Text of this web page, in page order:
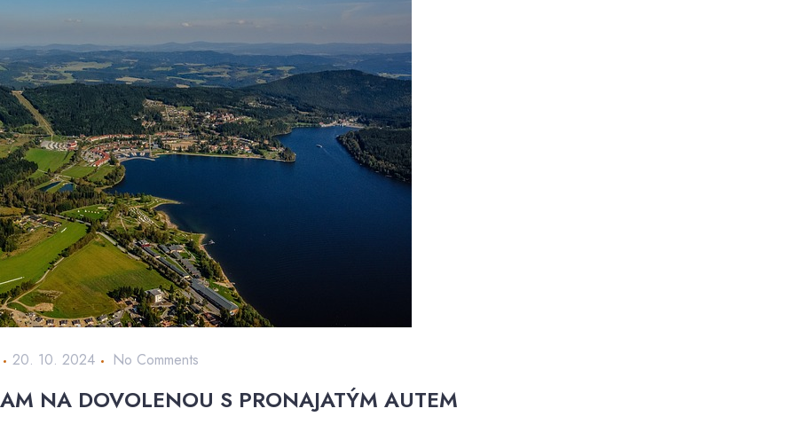
20. 10. 2024 No Comments
NA DOVOLENOU S PRONAJATÝM AUTEM